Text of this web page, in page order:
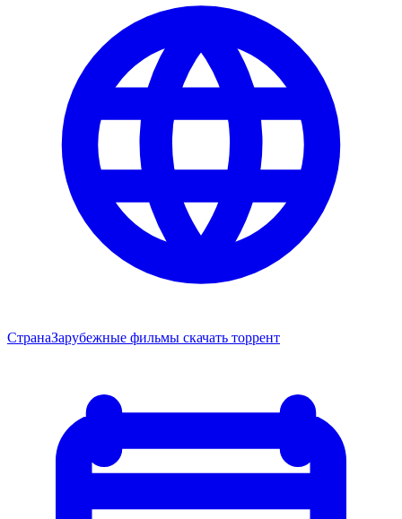
СтранаЗарубежные фильмы скачать торрент